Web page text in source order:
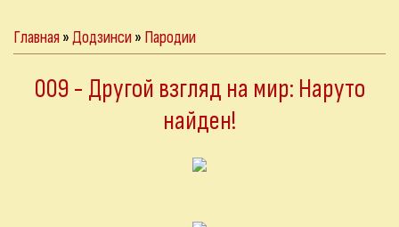
Главная»Додзинси» Пародии
009 - Другой взгляд на мир: Наруто
найден!